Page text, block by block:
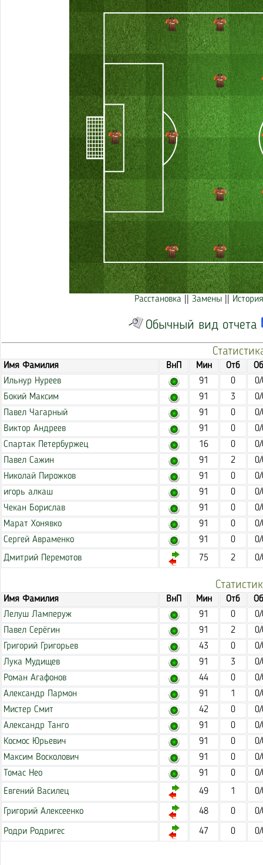
Расстановка Замены
Обычный вид отчета
Имя Фамилия ВнП Мин Отб
Ильнур Нуреев
91 0
Бокий Максим
91 3
Павел Чагарный
91 0
Виктор Андреев
91 0
Спартак Петербуржец
16 0
Павел Сажин
91 2
Николай Пирожков
91 0
игорь алкаш
91 0
Чекан Борислав
91 0
Марат Хонявко
91 0
Сергей Авраменко
91 0
Дмитрий Перемотов
75 2
Имя Фамилия ВнП Мин Отб
Лелуш Ламперуж
91 0
Павел Серёгин
91 2
Григорий Григорьев
43 0
Лука Мудищев
91 3
Роман Агафонов
44 0
Александр Пармон
91 1
Мистер Смит
42 0
Александр Танго
91 0
Космос Юрьевич
91 0
Максим Восколович
91 0
Томас Нео
91 0
Евгений Василец
49 1
Григорий Алексеенко 48 0
Родри Родригес 47 0